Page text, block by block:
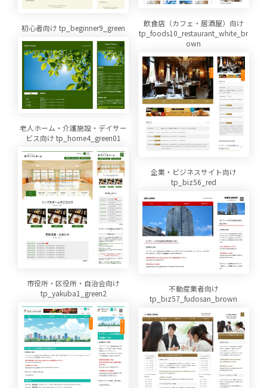
飲食店（カフェ・居酒屋）向け
tp_foods10_restaurant_white_br
own
初心者向け tp_beginner9_green
老人ホーム・介護施設・デイサー
ビス向け tp_home4_green01
企業・ビジネスサイト向け
tp_biz56_red
市役所・区役所・自治会向け
tp_yakuba1_green2
不動産業者向け
tp_biz57_fudosan_brown